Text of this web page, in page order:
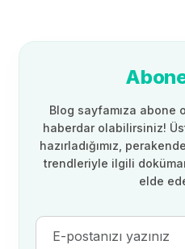
Blog sayfamıza abone
haberdar olabilirsiniz!
hazırladığımız,
trendleriyle ilgili
elde